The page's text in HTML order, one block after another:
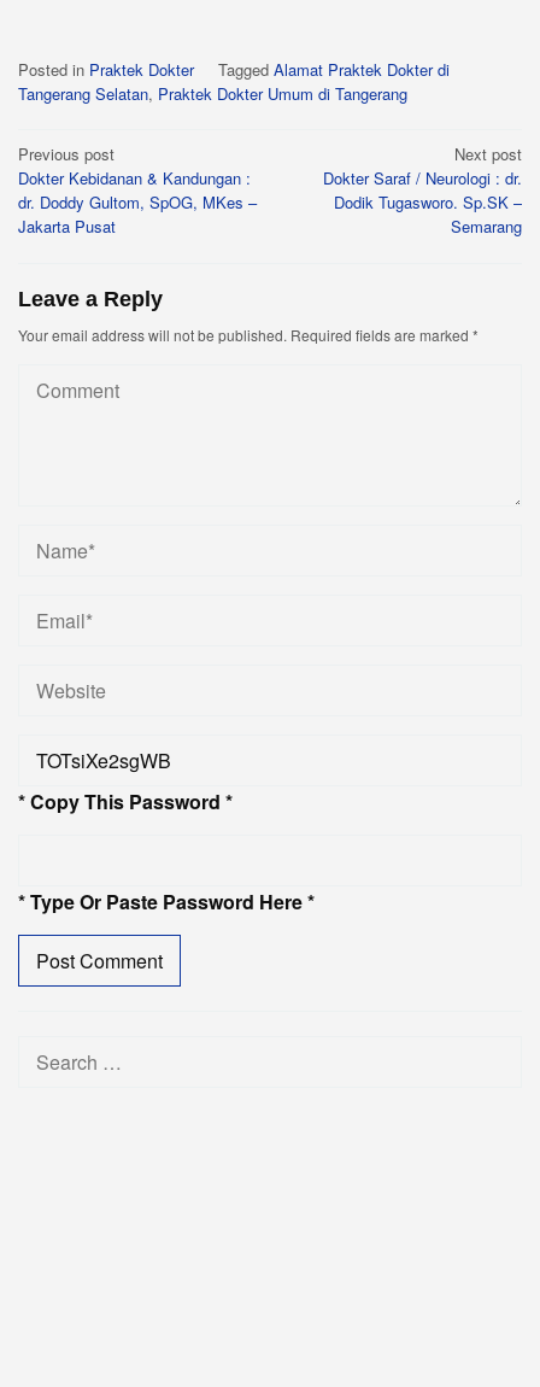
Posted in Praktek Dokter Tagged Alamat Praktek Dokter di
Tangerang Selatan, Praktek Dokter Umum di Tangerang
Post
navigation
Previous post
Dokter Kebidanan & Kandungan :
dr. Doddy Gultom, SpOG, MKes –
Jakarta Pusat
Next post
Dokter Saraf / Neurologi : dr.
Dodik Tugasworo. Sp.SK –
Semarang
Leave a Reply
Your email address will not be published. Required fields are marked *
* Copy This Password *
* Type Or Paste Password Here *
Search